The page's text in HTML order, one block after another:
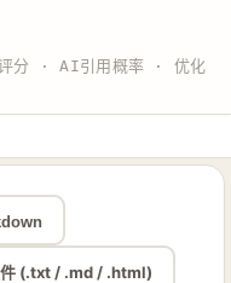
分 · AI引用概率 · 优化
件 (.txt / .md / .html)